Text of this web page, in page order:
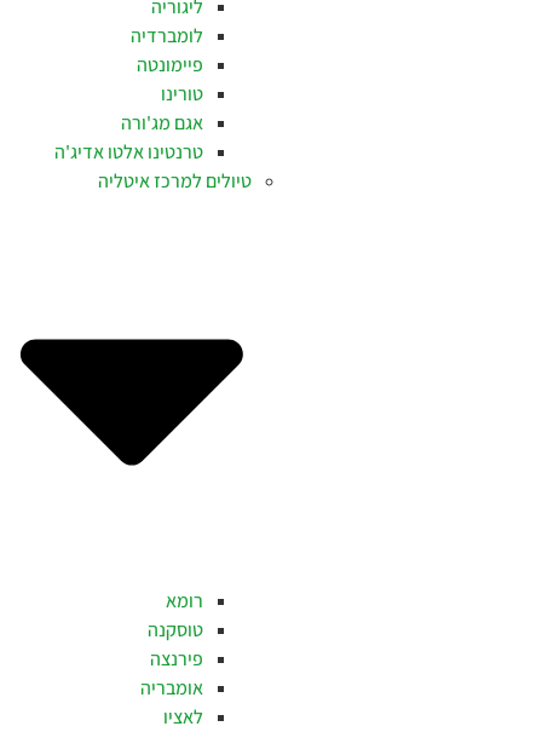
ליגוריה
לומברדיה
פיימונטה
טורינו
אגם מג'ורה
טרנטינו אלטו אדיג'ה
טיולים למרכז איטליה
רומא
טוסקנה
פירנצה
אומבריה
לאציו